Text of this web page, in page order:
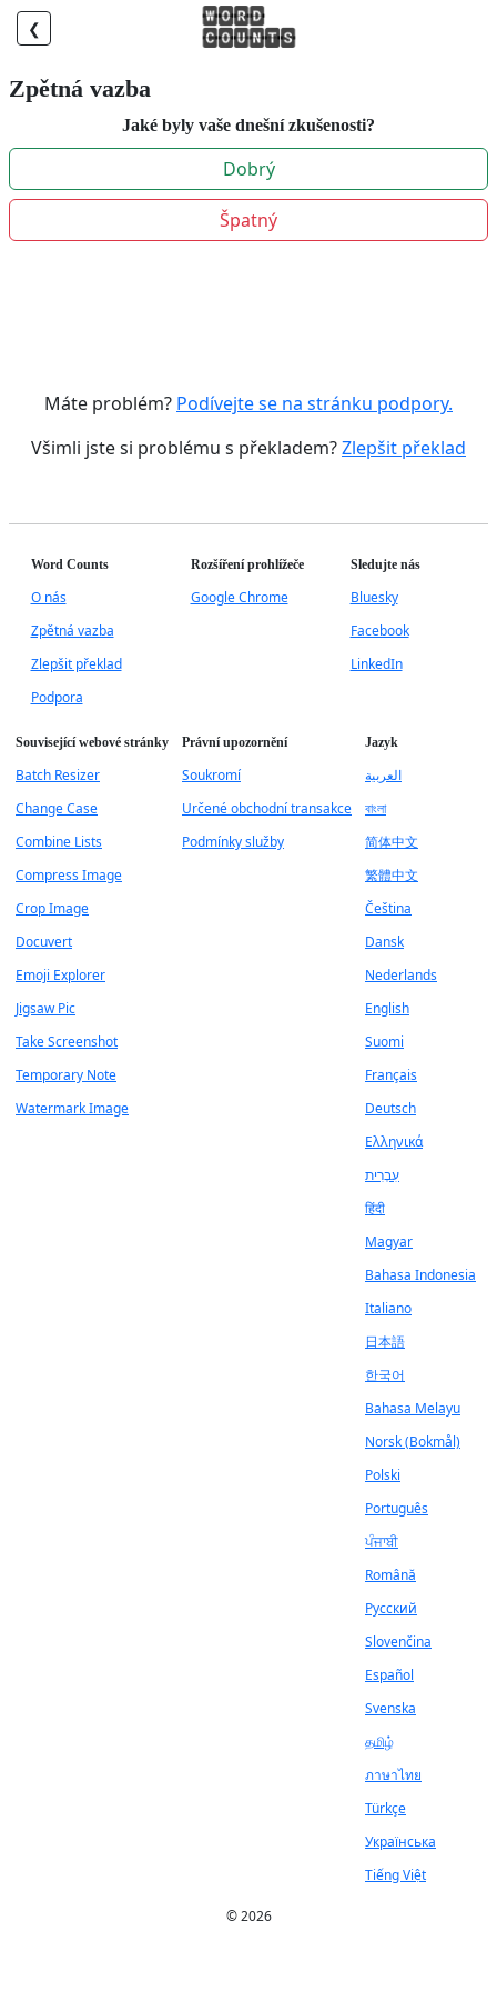
❮
Zpětná vazba
Jaké byly vaše dnešní zkušenosti?
Dobrý
Špatný
Máte problém? Podívejte se na stránku podpory.
Všimli jste si problému s překladem?Zlepšit překlad
Word Counts
O nás
Zpětná vazba
Zlepšit překlad
Podpora
Rozšíření prohlížeče
Google Chrome
Sledujte nás
Bluesky
Facebook
LinkedIn
Související webové stránky
Batch Resizer
Change Case
Combine Lists
Compress Image
Crop Image
Docuvert
Emoji Explorer
Jigsaw Pic
Take Screenshot
Temporary Note
Watermark Image
Právní upozornění
Soukromí
Určené obchodní transakce
Podmínky služby
Jazyk
العربية
বাংলা
简体中文
繁體中文
Čeština
Dansk
Nederlands
English
Suomi
Français
Deutsch
Ελληνικά
עִבְרִית
हिंदी
Magyar
Bahasa Indonesia
Italiano
日本語
한국어
Bahasa Melayu
Norsk (Bokmål)
Polski
Português
ਪੰਜਾਬੀ
Română
Русский
Slovenčina
Español
Svenska
தமிழ்
ภาษาไทย
Türkçe
Українська
Tiếng Việt
© 2026